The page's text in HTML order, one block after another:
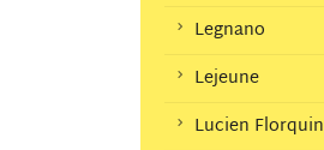
Legnano
Lejeune
Lucien Florquin